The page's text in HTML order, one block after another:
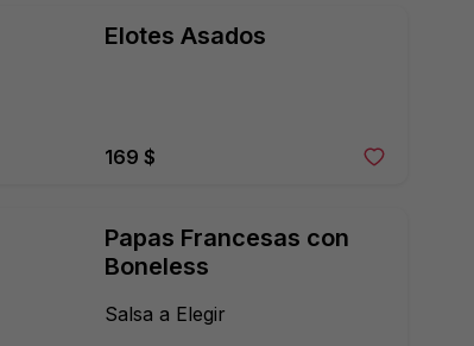
Elotes Asados
169 $
Papas Francesas con
Boneless
Salsa a Elegir